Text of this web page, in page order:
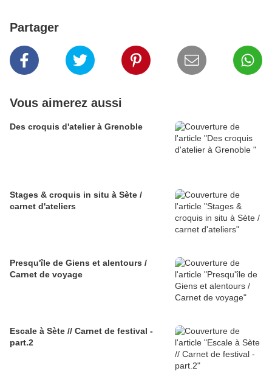
Partager
Vous aimerez aussi
Des croquis d'atelier à Grenoble
Stages & croquis in situ à Sète /
carnet d'ateliers
Presqu'île de Giens et alentours /
Carnet de voyage
Escale à Sète // Carnet de festival -
part.2